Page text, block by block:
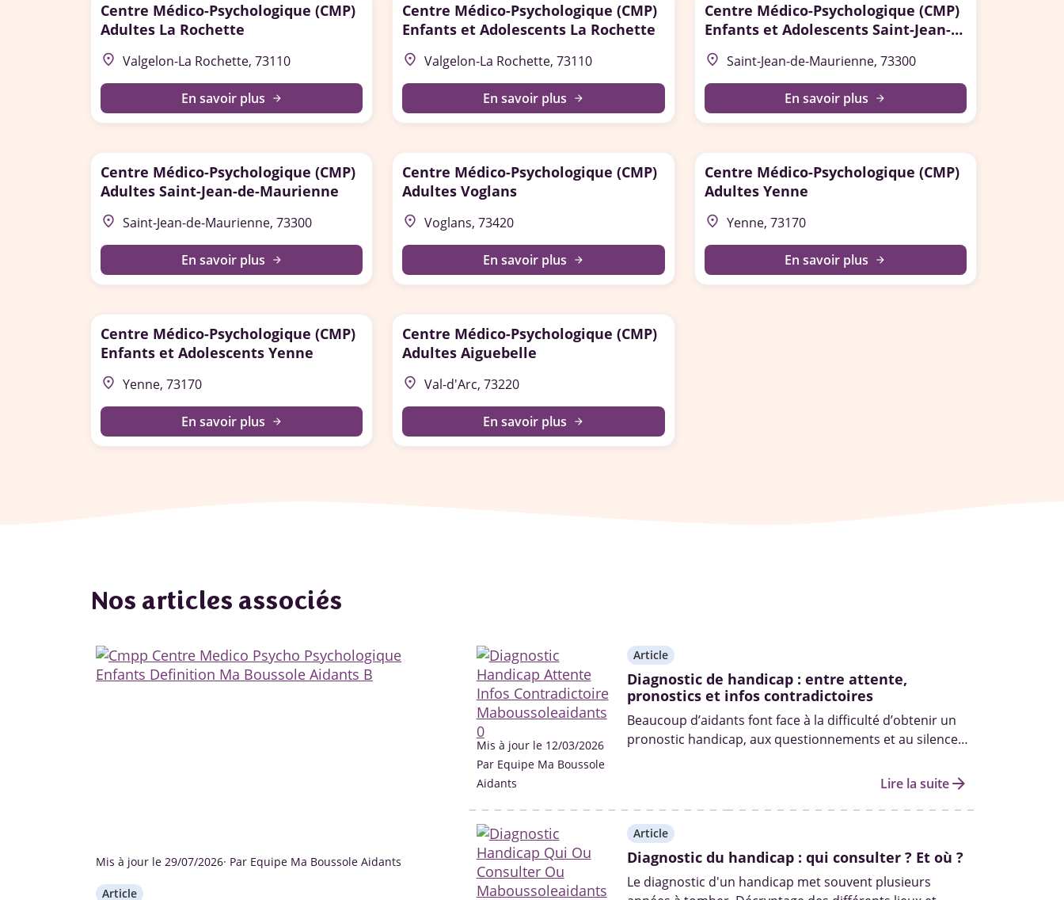
Centre Médico-Psychologique (CMP)
Adultes La Rochette
place Valgelon-La Rochette, 73110
En savoir plus arrow_forward
Centre Médico-Psychologique (CMP)
Enfants et Adolescents La Rochette
place Valgelon-La Rochette, 73110
En savoir plus arrow_forward
Centre Médico-Psychologique (CMP)
Enfants et Adolescents Saint-Jean-
de-Maurienne
place Saint-Jean-de-Maurienne, 73300
En savoir plus arrow_forward
Centre Médico-Psychologique (CMP)
Adultes Saint-Jean-de-Maurienne
place Saint-Jean-de-Maurienne, 73300
En savoir plus arrow_forward
Centre Médico-Psychologique (CMP)
Adultes Voglans
place Voglans, 73420
En savoir plus arrow_forward
Centre Médico-Psychologique (CMP)
Adultes Yenne
place Yenne, 73170
En savoir plus arrow_forward
Centre Médico-Psychologique (CMP)
Enfants et Adolescents Yenne
place Yenne, 73170
En savoir plus arrow_forward
Centre Médico-Psychologique (CMP)
Adultes Aiguebelle
place Val-d'Arc, 73220
En savoir plus arrow_forward
Nos articles associés
Mis à jour le 29/07/2026· Par Equipe Ma Boussole Aidants
Article
Mis à jour le 12/03/2026
Par Equipe Ma Boussole
Aidants
Article
Diagnostic de handicap : entre attente,
pronostics et infos contradictoires
Beaucoup d’aidants font face à la difficulté d’obtenir un
pronostic handicap, aux questionnements et au silence
Lire la suitearrow_forward
Article
Diagnostic du handicap : qui consulter ? Et où ?
Le diagnostic d'un handicap met souvent plusieurs